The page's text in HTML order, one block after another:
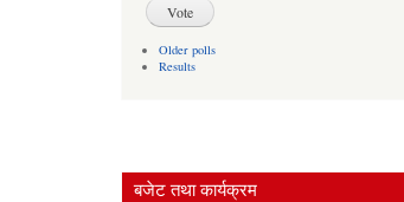
Older polls
Results
बजेट तथा कार्यक्रम